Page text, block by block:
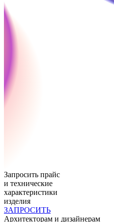
Запросить прайс
и технические
характеристики
изделия
ЗАПРОСИТЬ
Архитекторам и дизайнерам